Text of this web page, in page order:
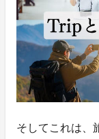
そしてこれは、